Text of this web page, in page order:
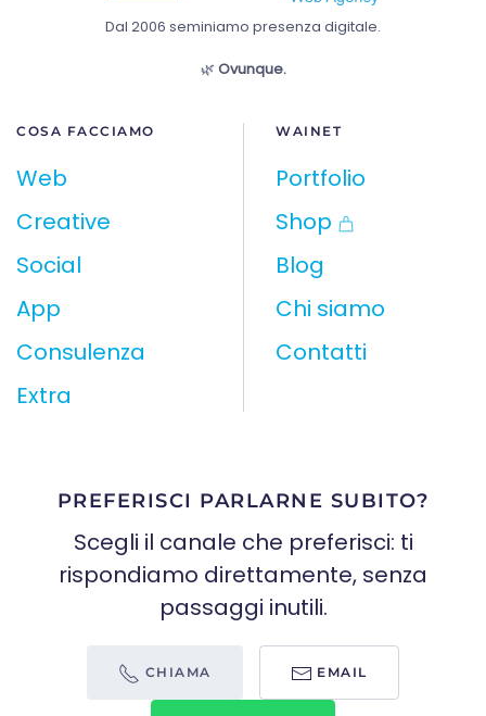
Dal 2006 seminiamo presenza digitale.
🌿 Ovunque.
COSA FACCIAMO
Web
Creative
Social
App
Consulenza
Extra
WAINET
Portfolio
Shop
Blog
Chi siamo
Contatti
PREFERISCI PARLARNE SUBITO?
Scegli il canale che preferisci: ti
rispondiamo direttamente, senza
passaggi inutili.
CHIAMA EMAIL